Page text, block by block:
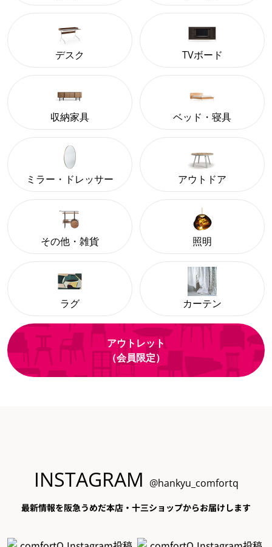
デスク TVボード
収納家具 ベッド・寝具
ミラー・ドレッサー アウトドア
その他・雑貨 照明
ラグ カーテン
アウトレット
（会員限定）
INSTAGRAM @hankyu_comfortq
最新情報を阪急うめだ本店・十三ショップからお届けします